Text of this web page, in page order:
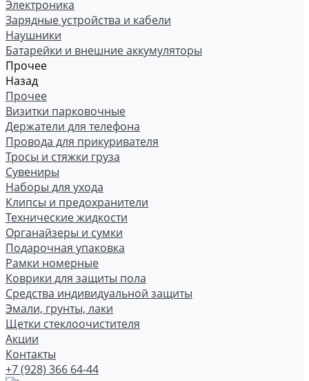
Электроника
Зарядные устройства и кабели
Наушники
Батарейки и внешние аккумуляторы
Прочее
Назад
Прочее
Визитки парковочные
Держатели для телефона
Провода для прикуривателя
Тросы и стяжки груза
Сувениры
Наборы для ухода
Клипсы и предохранители
Технические жидкости
Органайзеры и сумки
Подарочная упаковка
Рамки номерные
Коврики для защиты пола
Средства индивидуальной защиты
Эмали, грунты, лаки
Щетки стеклоочистителя
Акции
Контакты
+7 (928) 366 64-44